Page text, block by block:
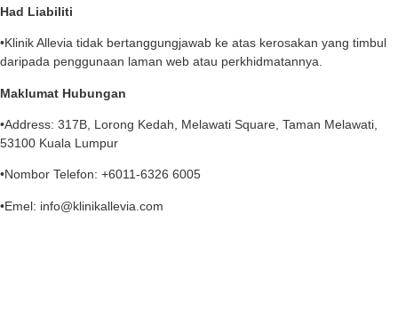
Had Liabiliti
•Klinik Allevia tidak bertanggungjawab ke atas kerosakan yang timbul
daripada penggunaan laman web atau perkhidmatannya.
Maklumat Hubungan
•Address: 317B, Lorong Kedah, Melawati Square, Taman Melawati,
53100 Kuala Lumpur
•Nombor Telefon: +6011-6326 6005
•Emel: info@klinikallevia.com